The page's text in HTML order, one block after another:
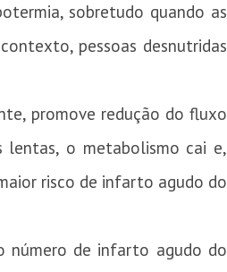
sobretudo quando as
pessoas desnutridas
promove redução do fluxo
lentas, o metabolismo cai e,
risco de infarto agudo do
número de infarto agudo do